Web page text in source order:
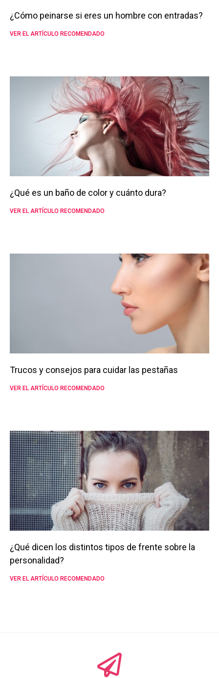
¿Cómo peinarse si eres un hombre con entradas?
VER EL ARTÍCULO RECOMENDADO
¿Qué es un baño de color y cuánto dura?
VER EL ARTÍCULO RECOMENDADO
Trucos y consejos para cuidar las pestañas
VER EL ARTÍCULO RECOMENDADO
¿Qué dicen los distintos tipos de frente sobre la
personalidad?
VER EL ARTÍCULO RECOMENDADO